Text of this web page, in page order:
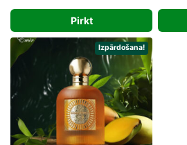
44,00 €.
Pirkt
Izpārdošana!